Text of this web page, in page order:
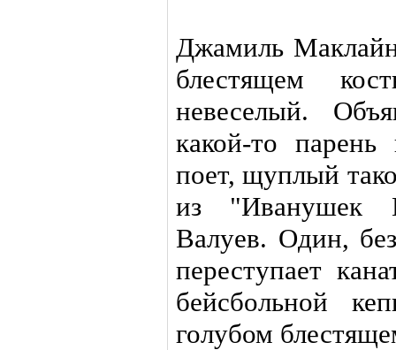
Джамиль
блестящем
невеселый.
какой-то
поет, щуплый
из "Иванушек
Валуев. Один,
переступает
бейсбольной
голубом